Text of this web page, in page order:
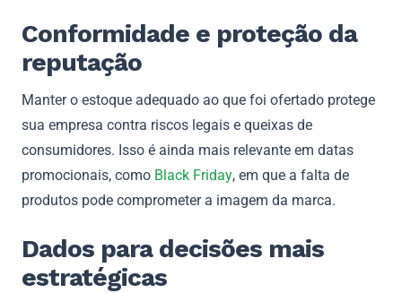
Conformidade e proteção da
reputação
Manter o estoque adequado ao que foi ofertado protege
sua empresa contra riscos legais e queixas de
consumidores. Isso é ainda mais relevante em datas
promocionais, como Black Friday, em que a falta de
produtos pode comprometer a imagem da marca.
Dados para decisões mais
estratégicas